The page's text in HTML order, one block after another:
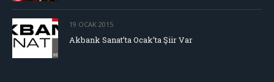
19 OCAK 2015
Akbank Sanat’ta Ocak’ta Şiir Var